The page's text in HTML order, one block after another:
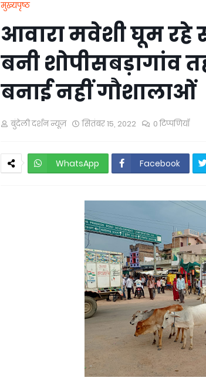
मुख्यपृष्ठ
आवारा मवेशी घूम रहे
बनी शोपीसबड़ागांव
बनाई नहीं गौशालाओं
बुंदेली दर्शन न्यूज़ सितंबर 15, 2022 0 टिप्पणियाँ
WhatsApp Facebook